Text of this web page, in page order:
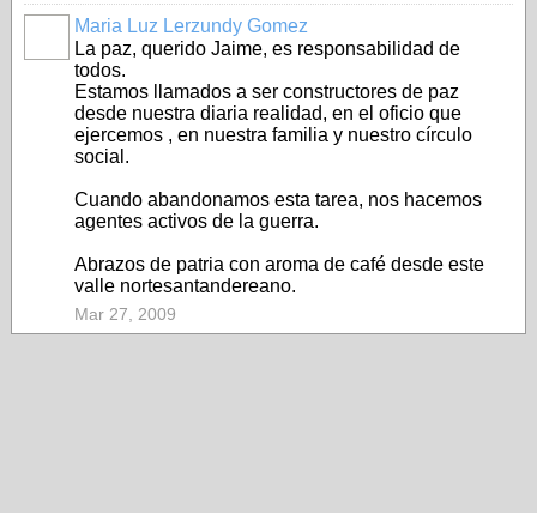
Maria Luz Lerzundy Gomez
La paz, querido Jaime, es responsabilidad de
todos.
Estamos llamados a ser constructores de paz
desde nuestra diaria realidad, en el oficio que
ejercemos , en nuestra familia y nuestro círculo
social.
Cuando abandonamos esta tarea, nos hacemos
agentes activos de la guerra.
Abrazos de patria con aroma de café desde este
valle nortesantandereano.
Mar 27, 2009